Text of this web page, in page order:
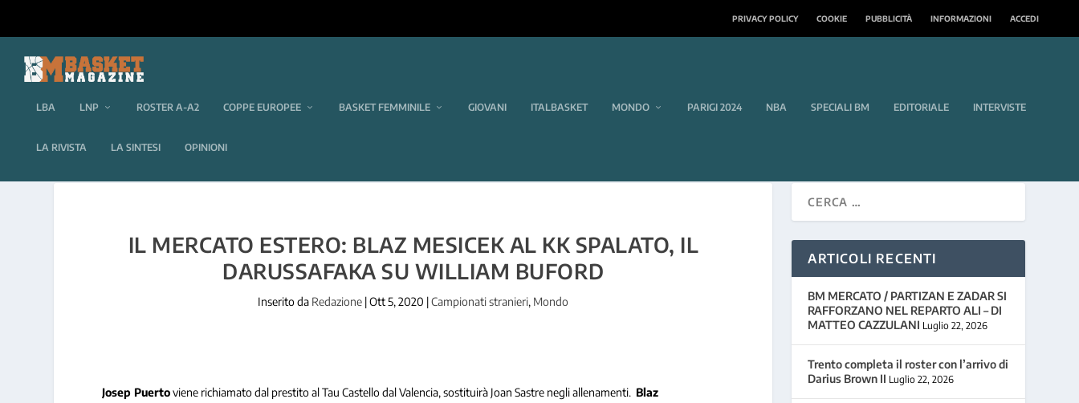
PRIVACY POLICY COOKIE PUBBLICITÀ INFORMAZIONI ACCEDI
LBA LNP ROSTER A-A2 COPPE EUROPEE BASKET FEMMINILE GIOVANI ITALBASKET MONDO PARIGI 2024 NBA SPECIALI BM EDITORIALE INTERVISTE
LA RIVISTA LA SINTESI OPINIONI
IL MERCATO ESTERO: BLAZ MESICEK AL KK SPALATO, IL
DARUSSAFAKA SU WILLIAM BUFORD
Inserito da Redazione |Ott 5, 2020 |Campionati stranieri, Mondo
Josep Puertoviene richiamato dal prestito al Tau Castello dal Valencia, sostituirà Joan Sastre negli allenamenti. Blaz
ARTICOLI RECENTI
BM MERCATO / PARTIZAN E ZADAR SI
RAFFORZANO NEL REPARTO ALI – DI
MATTEO CAZZULANI Luglio 22, 2026
Trento completa il roster con l’arrivo di
Darius Brown II Luglio 22, 2026